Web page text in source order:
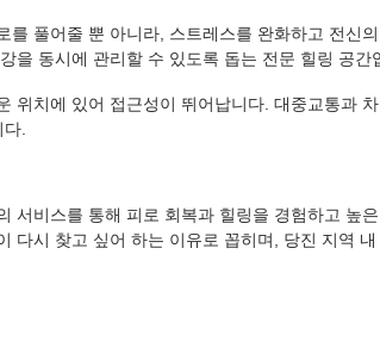
를 풀어줄 뿐 아니라, 스트레스를 완화하고 전신
을 동시에 관리할 수 있도록 돕는 전문 힐링 공간
위치에 있어 접근성이 뛰어납니다. 대중교통과
.
서비스를 통해 피로 회복과 힐링을 경험하고 높
다시 찾고 싶어 하는 이유로 꼽히며, 당진 지역